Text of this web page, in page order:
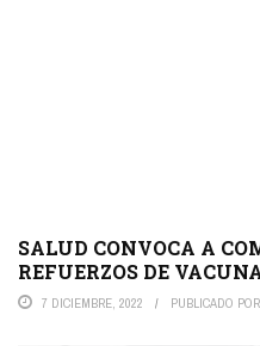
SALUD CONVOCA A
REFUERZOS DE
7 DICIEMBRE, 2022 PUBLICADO POR